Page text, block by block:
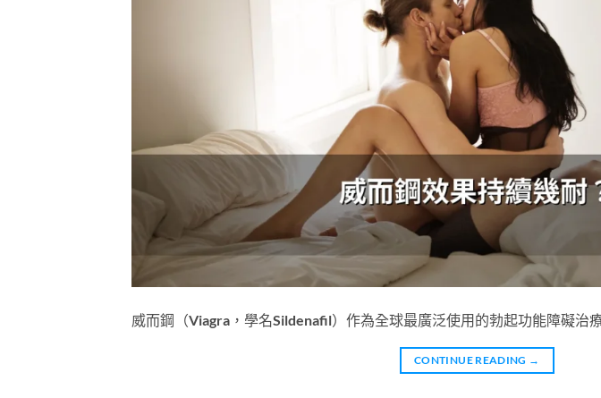
威而鋼（Viagra，學名Sildenafil）作為全球最廣泛使用的勃起功能障礙治
CONTINUE READING →